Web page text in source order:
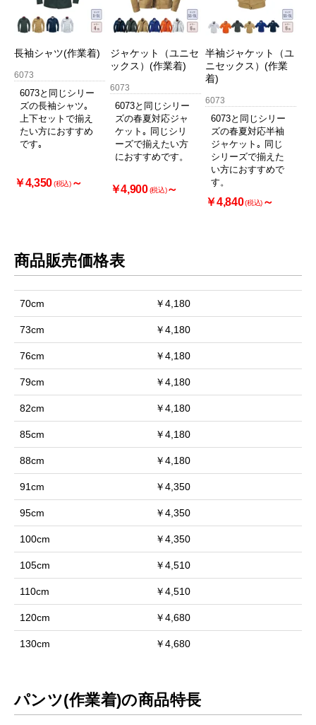
長袖シャツ(作業着)
6073
6073と同じシリー
ズの長袖シャツ｡
上下セットで揃え
たい方におすすめ
です｡
￥4,350(税込)～
ジャケット（ユニセ
ックス）(作業着)
6073
6073と同じシリー
ズの春夏対応ジャ
ケット｡ 同じシリ
ーズで揃えたい方
におすすめです。
￥4,900 (税込)～
半袖ジャケット（ユ
ニセックス）(作業
着)
6073
6073と同じシリー
ズの春夏対応半袖
ジャケット｡ 同じ
シリーズで揃えた
い方におすすめで
す。
￥4,840(税込) ～
商品販売価格表
70cm ￥4,180
73cm ￥4,180
76cm ￥4,180
79cm ￥4,180
82cm ￥4,180
85cm ￥4,180
88cm ￥4,180
91cm ￥4,350
95cm ￥4,350
100cm ￥4,350
105cm ￥4,510
110cm ￥4,510
120cm ￥4,680
130cm ￥4,680
パンツ(作業着)の商品特長